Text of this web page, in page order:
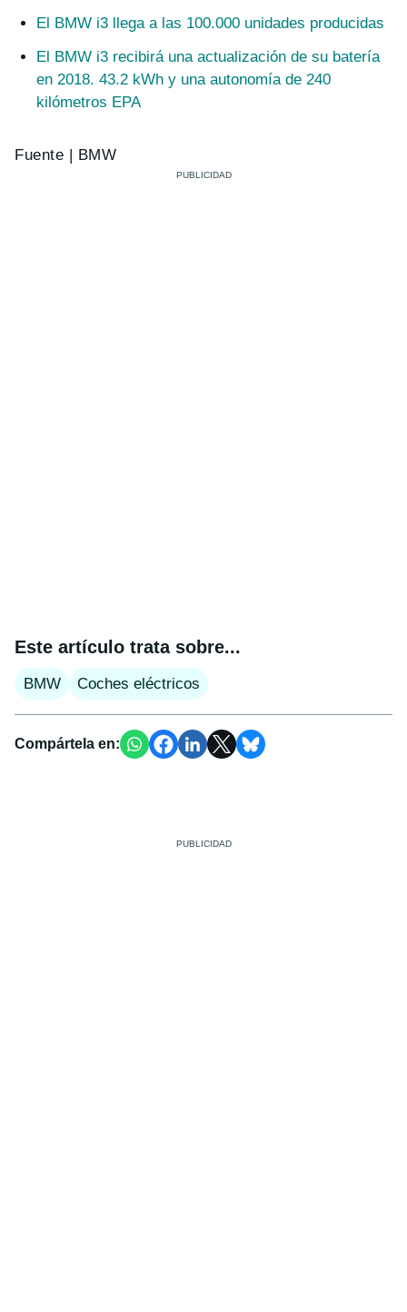
El BMW i3 llega a las 100.000 unidades producidas
El BMW i3 recibirá una actualización de su batería
en 2018. 43.2 kWh y una autonomía de 240
kilómetros EPA
Fuente | BMW
Este artículo trata sobre...
BMW Coches eléctricos
Compártela en: